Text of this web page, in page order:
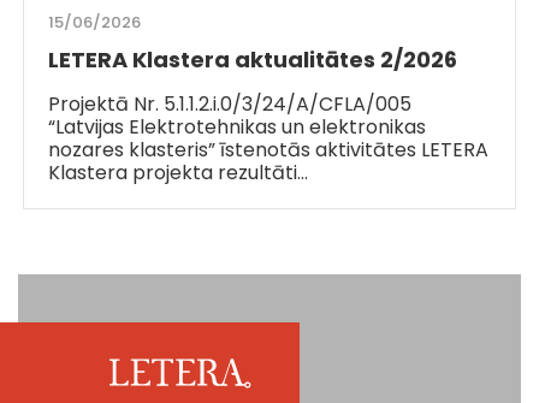
15/06/2026
LETERA Klastera aktualitātes 2/2026
Projektā Nr. 5.1.1.2.i.0/3/24/A/CFLA/005
“Latvijas Elektrotehnikas un elektronikas
nozares klasteris” īstenotās aktivitātes LETERA
Klastera projekta rezultāti…